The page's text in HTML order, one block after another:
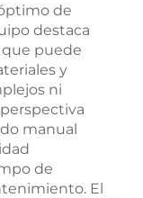
de
destaca
puede
y
ni
manual
de
El